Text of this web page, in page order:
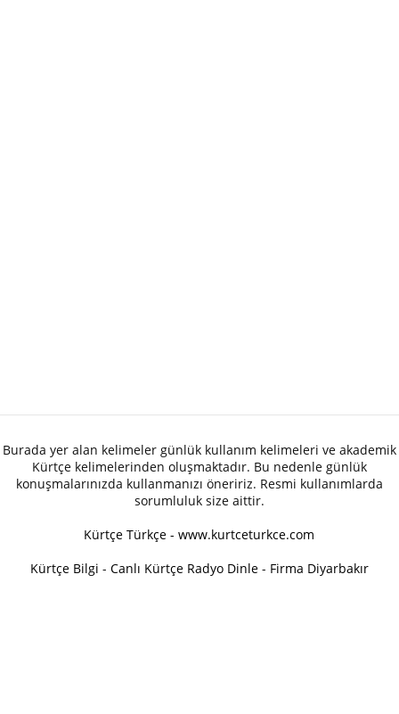
Burada yer alan kelimeler günlük kullanım kelimeleri ve akademik
Kürtçe kelimelerinden oluşmaktadır. Bu nedenle günlük
konuşmalarınızda kullanmanızı öneririz. Resmi kullanımlarda
sorumluluk size aittir.
Kürtçe Türkçe - www.kurtceturkce.com
Kürtçe Bilgi - Canlı Kürtçe Radyo Dinle - Firma Diyarbakır